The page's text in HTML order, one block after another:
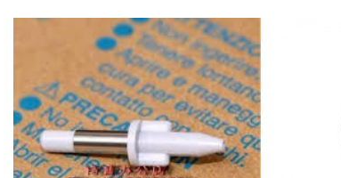
UPOREDI